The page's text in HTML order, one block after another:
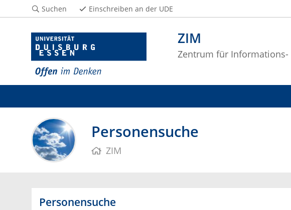
ZIM
Zentrum für
Suchen Einschreiben an der UDE
Personensuche
ZIM
Personensuche